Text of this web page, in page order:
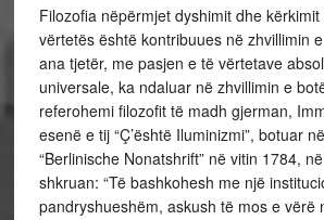
Filozofia nëpërmjet dyshimit dhe
vërtetës është kontribuues në zhvillimin
ana tjetër, me pasjen e të vërtetave
universale, ka ndaluar në zhvillimin e
referohemi filozofit të madh gjerman,
esenë e tij “Ç’është Iluminizmi”, botuar
“Berlinische Nonatshrift” në vitin 1784,
shkruan: “Të bashkohesh me një
pandryshueshëm, askush të mos e vërë